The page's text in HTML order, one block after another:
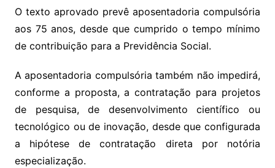
O texto aprovado prevê aposentadoria compulsória
aos 75 anos, desde que cumprido o tempo mínimo
de contribuição para a Previdência Social.
A aposentadoria compulsória também não impedirá,
conforme a proposta, a contratação para projetos
de pesquisa, de desenvolvimento científico ou
tecnológico ou de inovação, desde que configurada
a hipótese de contratação direta por notória
especialização.